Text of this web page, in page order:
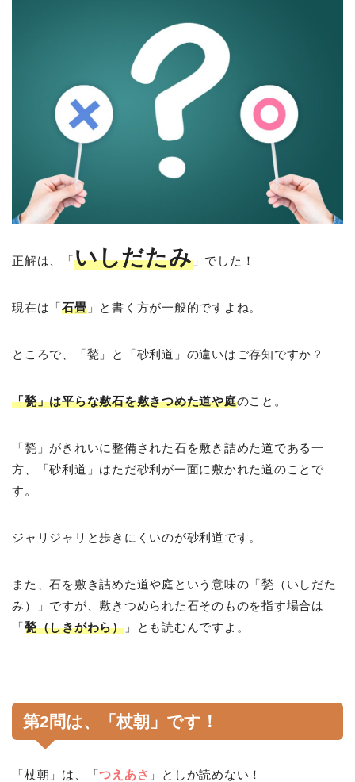
正解は、「いしだたみ」でした！
現在は「石畳」と書く方が一般的ですよね。
ところで、「甃」と「砂利道」の違いはご存知ですか？
「甃」は平らな敷石を敷きつめた道や庭のこと。
「甃」がきれいに整備された石を敷き詰めた道である一
方、「砂利道」はただ砂利が一面に敷かれた道のことで
す。
ジャリジャリと歩きにくいのが砂利道です。
また、石を敷き詰めた道や庭という意味の「甃（いしだた
み）」ですが、敷きつめられた石そのものを指す場合は
「甃（しきがわら）」とも読むんですよ。
第2問は、「杖朝」です！
「杖朝」は、「つえあさ 」としか読めない！